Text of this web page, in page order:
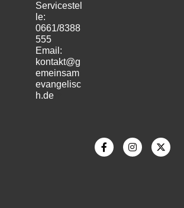
Servicestel
le:
0661/8388
555
Email:
kontakt@g
emeinsam
evangelisc
h.de